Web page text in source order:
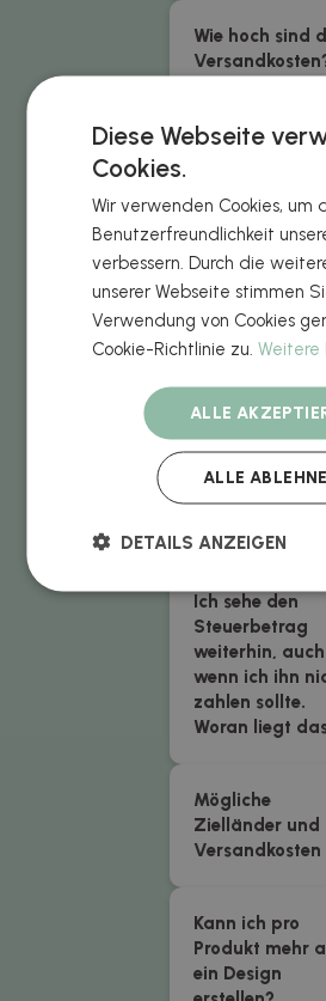
Wie hoch sind
Wann erhalte
Muss ich
zahlen?
Ich brauche die
früher
Kann ich eine
Vorschau
Ich sehe den
Steuerbetrag
weiterhin, auch
wenn ich ihn
zahlen sollte.
Woran liegt
Mögliche
Zielländer und
Versandkosten
Kann ich pro
Produkt mehr
ein Design
Diese Webseite
Cookies.
Wir verwenden Cookies, um
Benutzerfreundlichkeit
verbessern. Durch die
unserer Webseite stimmen
Verwendung von Cookies
Cookie-Richtlinie zu.Weitere
ALLE
ALLE
DETAILS ANZEIGEN